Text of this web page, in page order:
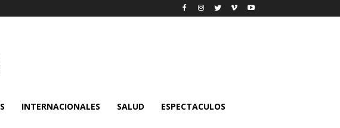
INTERNACIONALES SALUD ESPECTACULOS